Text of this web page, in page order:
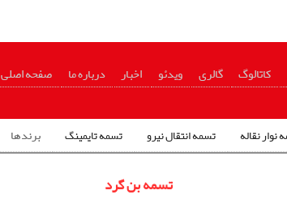
کاتالوگ گالری ویدئو اخبار درباره ما صفحه اصلی
برندها تسمه تایمینگ تسمه انتقال نیرو نوار نقاله
تسمه بن گرد